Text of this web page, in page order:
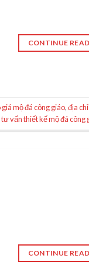
CONTINUE
giá mộ đá công giáo,địa
tư vấn thiết kế mộ đá công
CONTINUE